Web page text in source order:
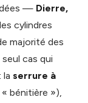
— Dierre,
cylindres
majorité des
cas qui
la serrure à
bénitière »),